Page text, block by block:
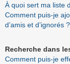
À quoi sert ma liste
Comment puis-je
d’amis et d’ignorés ?
Recherche dans
Comment puis-je